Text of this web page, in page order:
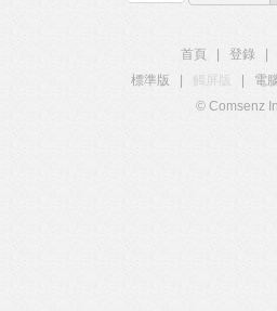
首頁 登錄
標準版
觸屏版 電
© Comsenz